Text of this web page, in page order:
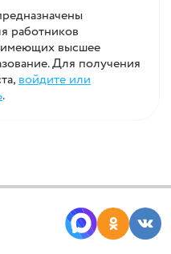
работников
имеющих высшее
Для получения
войдите или
.